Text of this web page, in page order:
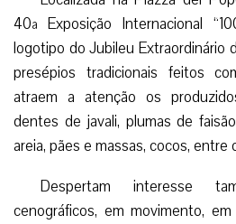
40ª Exposição Internacional
logotipo do Jubileu Extraordinário
presépios tradicionais feitos
atraem a atenção os
dentes de javali, plumas de
areia, pães e massas, cocos, entre
Despertam interesse
cenográficos, em movimento,